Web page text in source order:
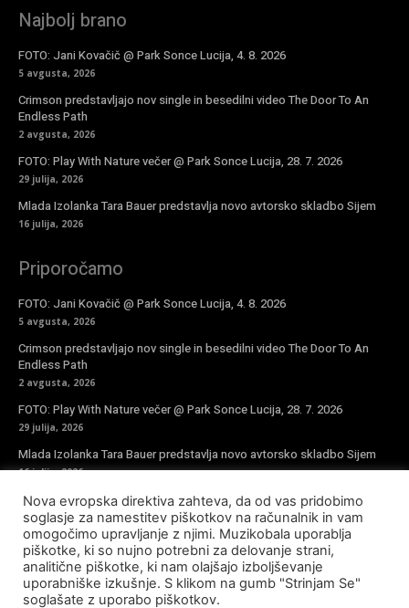
Najbolj brano
FOTO: Jani Kovačič @ Park Sonce Lucija, 4. 8. 2026
5 avgusta, 2026
Crimson predstavljajo nov single in besedilni video The Door To An
Endless Path
2 avgusta, 2026
FOTO: Play With Nature večer @ Park Sonce Lucija, 28. 7. 2026
29 julija, 2026
Mlada Izolanka Tara Bauer predstavlja novo avtorsko skladbo Sijem
16 julija, 2026
Priporočamo
FOTO: Jani Kovačič @ Park Sonce Lucija, 4. 8. 2026
5 avgusta, 2026
Crimson predstavljajo nov single in besedilni video The Door To An
Endless Path
2 avgusta, 2026
FOTO: Play With Nature večer @ Park Sonce Lucija, 28. 7. 2026
29 julija, 2026
Mlada Izolanka Tara Bauer predstavlja novo avtorsko skladbo Sijem
16 julija, 2026
Vpiši se v novičke
Nova evropska direktiva zahteva, da od vas pridobimo
soglasje za namestitev piškotkov na računalnik in vam
omogočimo upravljanje z njimi. Muzikobala uporablja
piškotke, ki so nujno potrebni za delovanje strani,
analitične piškotke, ki nam olajšajo izboljševanje
uporabniške izkušnje. S klikom na gumb "Strinjam Se"
soglašate z uporabo piškotkov.